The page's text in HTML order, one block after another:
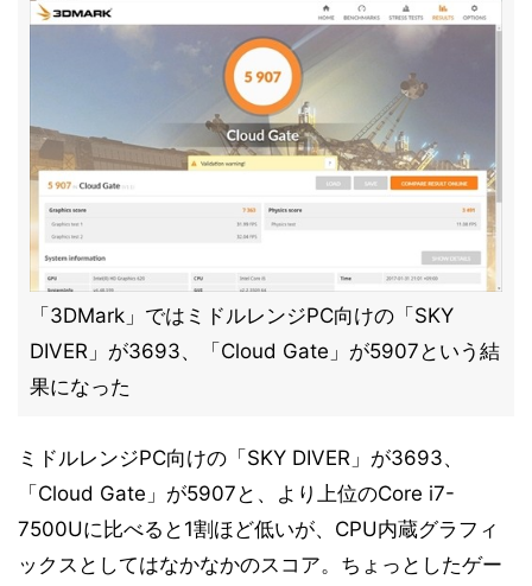
「3DMark」ではミドルレンジPC向けの「SKY
DIVER」が3693、「Cloud Gate」が5907という結
果になった
ミドルレンジPC向けの「SKY DIVER」が3693、
「Cloud Gate」が5907と、より上位のCore i7-
7500Uに比べると1割ほど低いが、CPU内蔵グラフィ
ックスとしてはなかなかのスコア。ちょっとしたゲー